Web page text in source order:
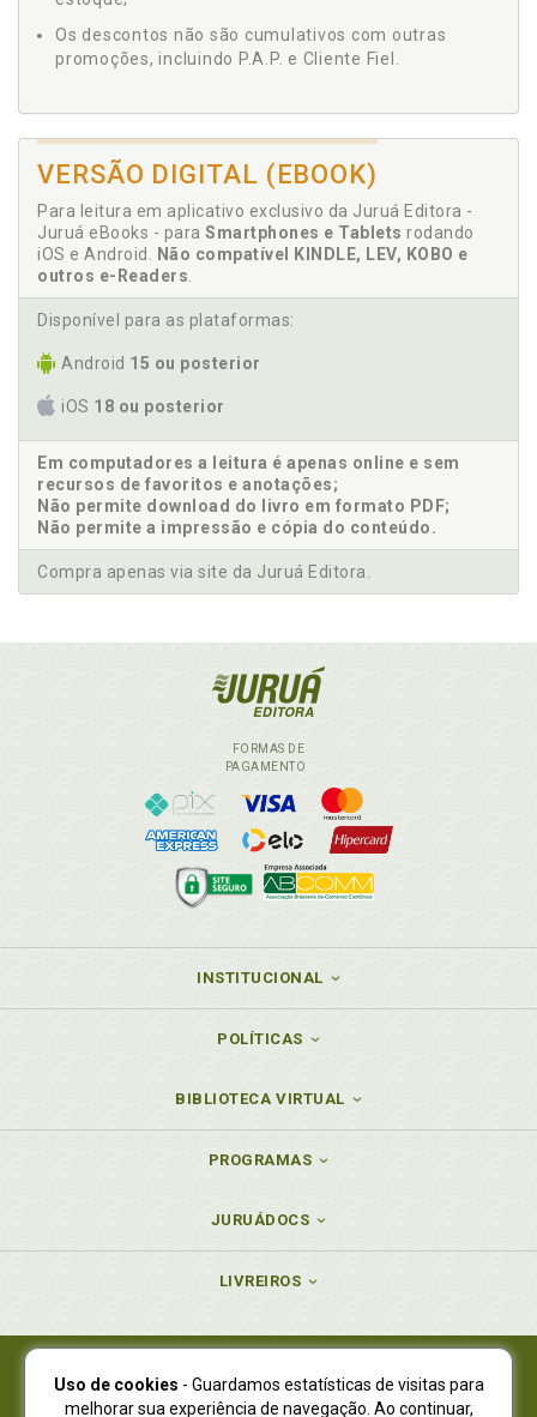
Os descontos não são cumulativos com outras
promoções, incluindo P.A.P. e Cliente Fiel.
VERSÃO DIGITAL (EBOOK)
Para leitura em aplicativo exclusivo da Juruá Editora -
Juruá eBooks - para Smartphones e Tablets rodando
iOS e Android.
Não compatível KINDLE, LEV, KOBO e
outros e-Readers
Disponível para as plataformas:
Android 15 ou posterior
iOS 18 ou posterior
Em computadores a leitura é apenas online e sem
recursos de favoritos e anotações;
Não permite download do livro em formato PDF;
Não permite a impressão e cópia do conteúdo.
Compra apenas via site da Juruá Editora.
FORMAS DE
PAGAMENTO
INSTITUCIONAL
POLÍTICAS
BIBLIOTECA VIRTUAL
PROGRAMAS
JURUÁDOCS
LIVREIROS
Juruá Editora Ltda., CNPJ 77.535.508/0001-19
Uso de cookies - Guardamos estatísticas de visitas para
melhorar sua experiência de navegação. Ao continuar,